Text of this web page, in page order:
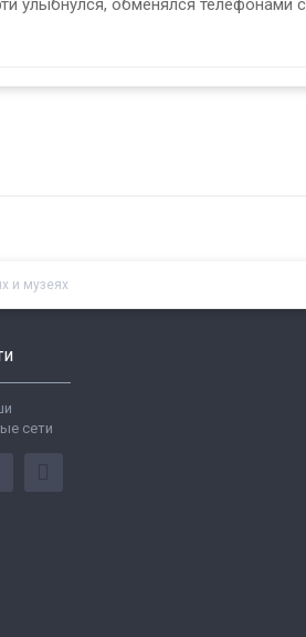
улыбнулся, обменялся телефонами с
и музеях
сети